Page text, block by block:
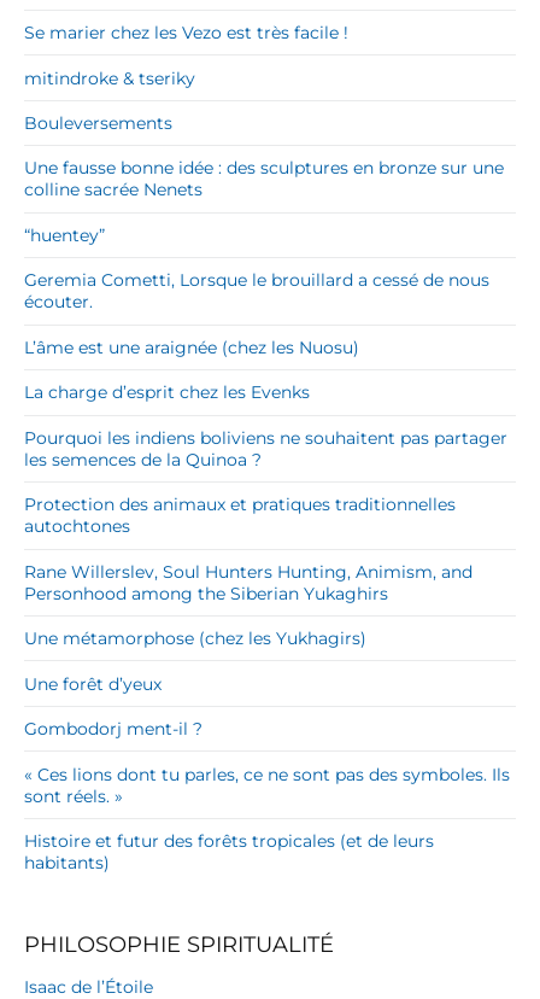
Se marier chez les Vezo est très facile !
mitindroke & tseriky
Bouleversements
Une fausse bonne idée : des sculptures en bronze sur une
colline sacrée Nenets
“huentey”
Geremia Cometti, Lorsque le brouillard a cessé de nous
écouter.
L’âme est une araignée (chez les Nuosu)
La charge d’esprit chez les Evenks
Pourquoi les indiens boliviens ne souhaitent pas partager
les semences de la Quinoa ?
Protection des animaux et pratiques traditionnelles
autochtones
Rane Willerslev, Soul Hunters Hunting, Animism, and
Personhood among the Siberian Yukaghirs
Une métamorphose (chez les Yukhagirs)
Une forêt d’yeux
Gombodorj ment-il ?
« Ces lions dont tu parles, ce ne sont pas des symboles. Ils
sont réels. »
Histoire et futur des forêts tropicales (et de leurs
habitants)
PHILOSOPHIE SPIRITUALITÉ
Isaac de l’Étoile